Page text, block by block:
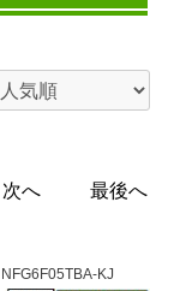
次へ 最後へ
NFG6F05TBA-KJ